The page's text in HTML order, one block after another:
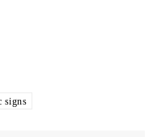
signs